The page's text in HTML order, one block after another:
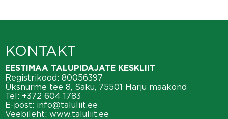
KONTAKT
EESTIMAA TALUPIDAJATE KESKLIIT
Registrikood: 80056397
Üksnurme tee 8, Saku, 75501 Harju maakond
Tel: +372 604 1783
E-post: info@taluliit.ee
Veebileht: www.taluliit.ee